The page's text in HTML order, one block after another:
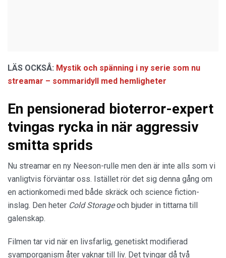
LÄS OCKSÅ: Mystik och spänning i ny serie som nu
streamar – sommaridyll med hemligheter
En pensionerad bioterror-expert
tvingas rycka in när aggressiv
smitta sprids
Nu streamar en ny Neeson-rulle men den är inte alls som vi
vanligtvis förväntar oss. Istället rör det sig denna gång om
en actionkomedi med både skräck och science fiction-
inslag. Den heter Cold Storageoch bjuder in tittarna till
galenskap.
Filmen tar vid när en livsfarlig, genetiskt modifierad
svamporganism åter vaknar till liv. Det tvingar då två